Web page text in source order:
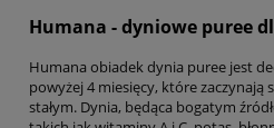
Humana - dyniowe puree
Humana obiadek dynia puree jest
powyżej 4 miesięcy, które zaczynają
stałym. Dynia, będąca bogatym